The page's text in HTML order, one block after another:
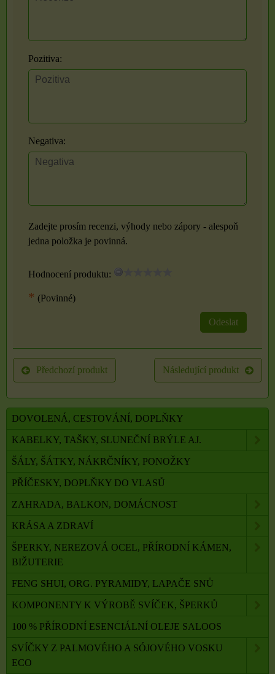
Pozitiva:
Negativa:
Zadejte prosím recenzi, výhody nebo zápory - alespoň
jedna položka je povinná.
Hodnocení produktu:
* (Povinné)
Odeslat
Předchozí produkt Následující produkt
DOVOLENÁ, CESTOVÁNÍ, DOPLŇKY
KABELKY, TAŠKY, SLUNEČNÍ BRÝLE AJ.
ŠÁLY, ŠÁTKY, NÁKRČNÍKY, PONOŽKY
PŘÍČESKY, DOPLŇKY DO VLASŮ
ZAHRADA, BALKON, DOMÁCNOST
KRÁSA A ZDRAVÍ
ŠPERKY, NEREZOVÁ OCEL, PŘÍRODNÍ KÁMEN,
BIŽUTERIE
FENG SHUI, ORG. PYRAMIDY, LAPAČE SNŮ
KOMPONENTY K VÝROBĚ SVÍČEK, ŠPERKŮ
100 % PŘÍRODNÍ ESENCIÁLNÍ OLEJE SALOOS
SVÍČKY Z PALMOVÉHO A SÓJOVÉHO VOSKU
ECO